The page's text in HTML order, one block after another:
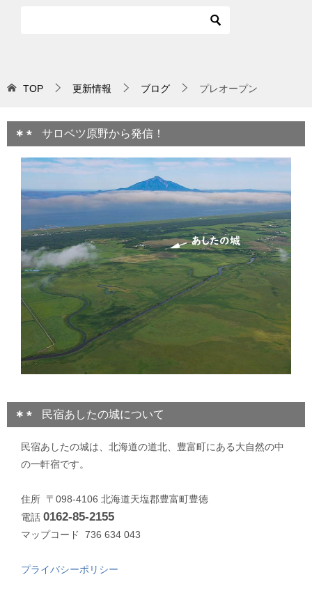
TOP 更新情報 ブログ プレオープン
サロベツ原野から発信！
民宿あしたの城について
民宿あしたの城は、北海道の道北、豊富町にある大自然の中
の一軒宿です。
住所 〒098-4106 北海道天塩郡豊富町豊徳
電話 0162-85-2155
マップコード 736 634 043
プライバシーポリシー